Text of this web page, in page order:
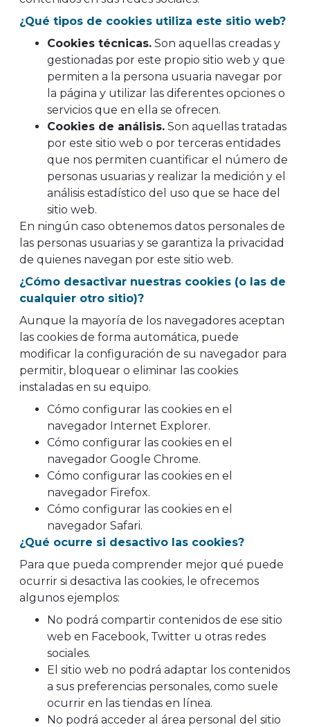
¿Qué tipos de cookies utiliza este sitio web?
Cookies técnicas. Son aquellas creadas y
gestionadas por este propio sitio web y que
permiten a la persona usuaria navegar por
la página y utilizar las diferentes opciones o
servicios que en ella se ofrecen.
Cookies de análisis. Son aquellas tratadas
por este sitio web o por terceras entidades
que nos permiten cuantificar el número de
personas usuarias y realizar la medición y el
análisis estadístico del uso que se hace del
sitio web.
En ningún caso obtenemos datos personales de
las personas usuarias y se garantiza la privacidad
de quienes navegan por este sitio web.
¿Cómo desactivar nuestras cookies (o las de
cualquier otro sitio)?
Aunque la mayoría de los navegadores aceptan
las cookies de forma automática, puede
modificar la configuración de su navegador para
permitir, bloquear o eliminar las cookies
instaladas en su equipo.
Cómo configurar las cookies en el
navegador Internet Explorer.
Cómo configurar las cookies en el
navegador Google Chrome.
Cómo configurar las cookies en el
navegador Firefox.
Cómo configurar las cookies en el
navegador Safari.
¿Qué ocurre si desactivo las cookies?
Para que pueda comprender mejor qué puede
ocurrir si desactiva las cookies, le ofrecemos
algunos ejemplos:
No podrá compartir contenidos de ese sitio
web en Facebook, Twitter u otras redes
sociales.
El sitio web no podrá adaptar los contenidos
a sus preferencias personales, como suele
ocurrir en las tiendas en línea.
No podrá acceder al área personal del sitio